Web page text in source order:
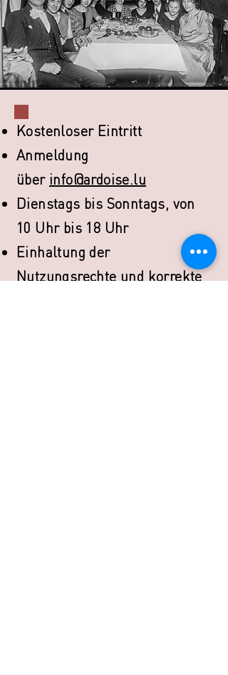
Kostenloser Eintritt
Anmeldung
über info@ardoise.lu
Dienstags bis Sonntags, von
10 Uhr bis 18 Uhr
Einhaltung der
Nutzungsrechte und korrekte